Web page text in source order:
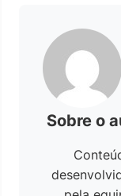
Sobre o